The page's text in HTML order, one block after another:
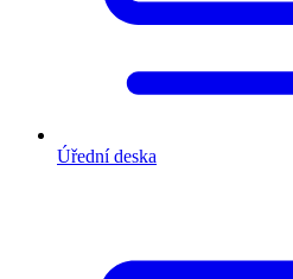
Úřední deska